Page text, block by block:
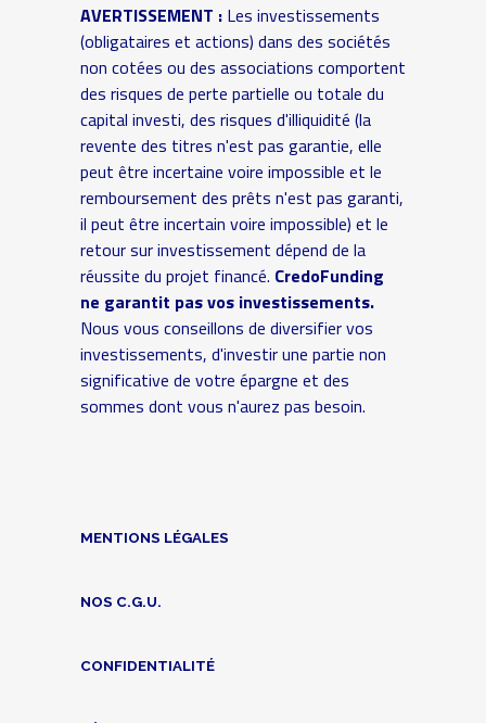
AVERTISSEMENT :Les investissements
(obligataires et actions) dans des sociétés
non cotées ou des associations comportent
des risques de perte partielle ou totale du
capital investi, des risques d'illiquidité (la
revente des titres n'est pas garantie, elle
peut être incertaine voire impossible et le
remboursement des prêts n'est pas garanti,
il peut être incertain voire impossible) et le
retour sur investissement dépend de la
réussite du projet financé. CredoFunding
ne garantit pas vos investissements.
Nous vous conseillons de diversifier vos
investissements, d'investir une partie non
significative de votre épargne et des
sommes dont vous n'aurez pas besoin.
MENTIONS LÉGALES
NOS C.G.U.
CONFIDENTIALITÉ